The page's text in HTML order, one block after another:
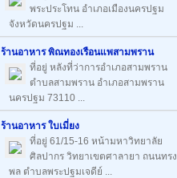
พระประโทน อำเภอเมืองนครปฐม
จังหวัดนครปฐม ...
ร้านอาหาร พิณทองเรือนแพสามพราน
ที่อยู่ หลังที่ว่าการอำเภอสามพราน
ตำบลสามพราน อำเภอสามพราน
นครปฐม 73110 ...
ร้านอาหาร ใบเมี่ยง
ที่อยู่ 61/15-16 หน้ามหาวิทยาลัย
ศิลปากร วิทยาเขตศาลายา ถนนทรง
พล ตำบลพระปฐมเจดีย์ ...